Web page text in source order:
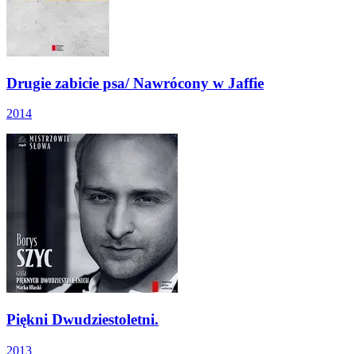
Drugie zabicie psa/ Nawrócony w Jaffie
2014
Piękni Dwudziestoletni.
2013